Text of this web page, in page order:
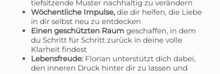
tiefsitzende Muster nachhaltig zu verändern
Wöchentliche Impulse,die dir helfen, die Liebe
in dir selbst neu zu entdecken
Einen geschützten Raum geschaffen, in dem
du Schritt für Schritt zurück in deine volle
Klarheit findest
Lebensfreude:Florian unterstützt dich dabei,
den inneren Druck hinter dir zu lassen und